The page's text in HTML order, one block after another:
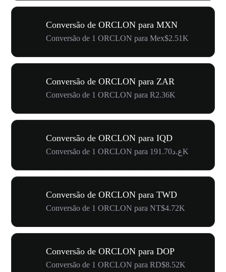
Conversão de ORCLON para MXN
Conversão de 1 ORCLON para Mex$2.51K
Conversão de ORCLON para ZAR
Conversão de 1 ORCLON para R2.36K
Conversão de ORCLON para IQD
Conversão de 1 ORCLON para ع.د191.70K
Conversão de ORCLON para TWD
Conversão de 1 ORCLON para NT$4.72K
Conversão de ORCLON para DOP
Conversão de 1 ORCLON para RD$8.52K